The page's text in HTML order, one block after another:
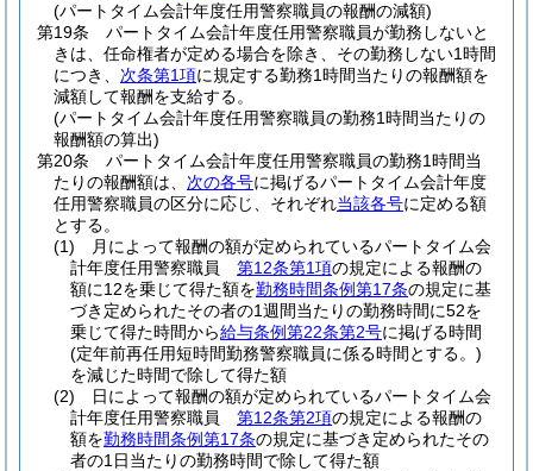
(パートタイム会計年度任用警察職員の報酬の減額)
第19条
パートタイム会計年度任用警察職員が勤務しないと
きは、任命権者が定める場合を除き、その勤務しない1時間
につき、 次条第1項に規定する勤務1時間当たりの報酬額を
減額して報酬を支給する。
(パートタイム会計年度任用警察職員の勤務1時間当たりの
報酬額の算出)
第20条
パートタイム会計年度任用警察職員の勤務1時間当
たりの報酬額は、 次の各号に掲げるパートタイム会計年度
任用警察職員の区分に応じ、それぞれ当該各号に定める額
とする。
(1)
月によって報酬の額が定められているパートタイム会
計年度任用警察職員 第12条第1項の規定による報酬の
額に12を乗じて得た額を勤務時間条例第17条の規定に基
づき定められたその者の1週間当たりの勤務時間に52を
乗じて得た時間から給与条例第22条第2号に掲げる時間
(定年前再任用短時間勤務警察職員に係る時間とする。)
を減じた時間で除して得た額
(2)
日によって報酬の額が定められているパートタイム会
計年度任用警察職員 第12条第2項の規定による報酬の
額を勤務時間条例第17条の規定に基づき定められたその
者の1日当たりの勤務時間で除して得た額